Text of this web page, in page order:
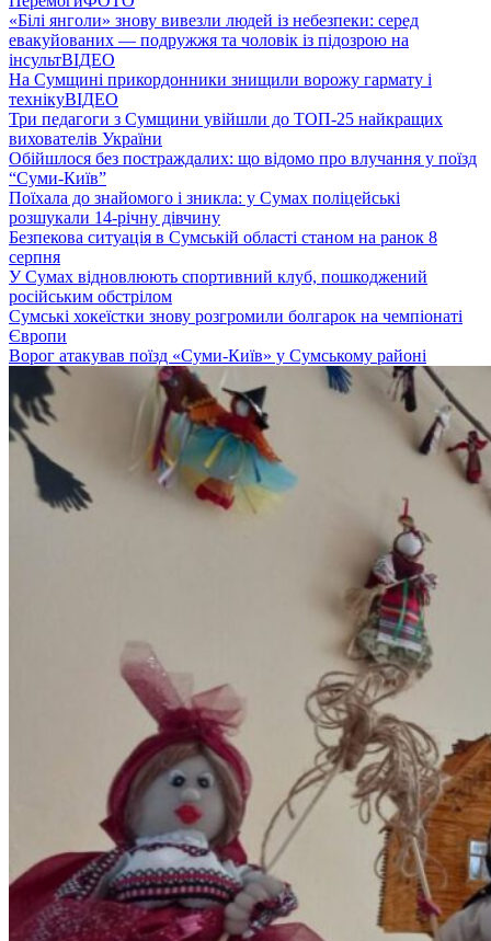
«Білі янголи» знову вивезли людей із небезпеки: серед
евакуйованих — подружжя та чоловік із підозрою на
інсультВІДЕО
На Сумщині прикордонники знищили ворожу гармату і
технікуВІДЕО
Три педагоги з Сумщини увійшли до ТОП-25 найкращих
вихователів України
Обійшлося без постраждалих: що відомо про влучання у поїзд
“Суми-Київ”
Поїхала до знайомого і зникла: у Сумах поліцейські
розшукали 14-річну дівчину
Безпекова ситуація в Сумській області станом на ранок 8
серпня
У Сумах відновлюють спортивний клуб, пошкоджений
російським обстрілом
Сумські хокеїстки знову розгромили болгарок на чемпіонаті
Європи
Ворог атакував поїзд «Суми-Київ» у Сумському районі